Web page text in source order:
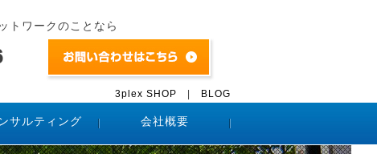
トワークのことなら
3plex SHOP BLOG
サルティング 会社概要